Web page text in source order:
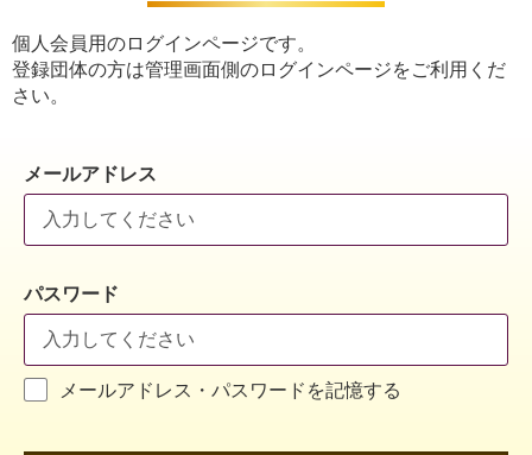
個人会員用のログインページです。
登録団体の方は管理画面側のログインページをご利用くだ
さい。
メールアドレス
パスワード
メールアドレス・パスワードを記憶する